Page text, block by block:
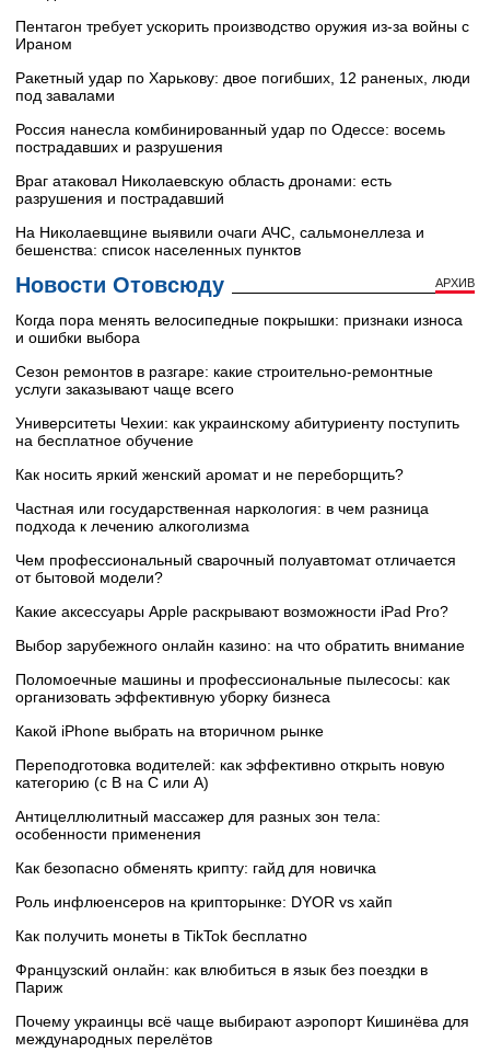
Пентагон требует ускорить производство оружия из-за войны с
Ираном
Ракетный удар по Харькову: двое погибших, 12 раненых, люди
под завалами
Россия нанесла комбинированный удар по Одессе: восемь
пострадавших и разрушения
Враг атаковал Николаевскую область дронами: есть
разрушения и пострадавший
На Николаевщине выявили очаги АЧС, сальмонеллеза и
бешенства: список населенных пунктов
Новости Отовсюду АРХИВ
Когда пора менять велосипедные покрышки: признаки износа
и ошибки выбора
Сезон ремонтов в разгаре: какие строительно-ремонтные
услуги заказывают чаще всего
Университеты Чехии: как украинскому абитуриенту поступить
на бесплатное обучение
Как носить яркий женский аромат и не переборщить?
Частная или государственная наркология: в чем разница
подхода к лечению алкоголизма
Чем профессиональный сварочный полуавтомат отличается
от бытовой модели?
Какие аксессуары Apple раскрывают возможности iPad Pro?
Выбор зарубежного онлайн казино: на что обратить внимание
Поломоечные машины и профессиональные пылесосы: как
организовать эффективную уборку бизнеса
Какой iPhone выбрать на вторичном рынке
Переподготовка водителей: как эффективно открыть новую
категорию (с B на C или А)
Антицеллюлитный массажер для разных зон тела:
особенности применения
Как безопасно обменять крипту: гайд для новичка
Роль инфлюенсеров на крипторынке: DYOR vs хайп
Как получить монеты в TikTok бесплатно
Французский онлайн: как влюбиться в язык без поездки в
Париж
Почему украинцы всё чаще выбирают аэропорт Кишинёва для
международных перелётов